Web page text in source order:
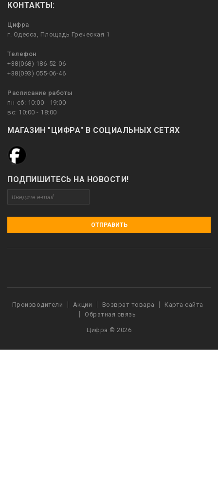
КОНТАКТЫ:
Цифра
г. Одесса, Площадь Греческая 1
Телефон
+38(068) 186-52-06
+38(093) 055-06-46
Расписание работы
пн-сб: 10:00 - 19:00
вс: 10:00 - 18:00
МАГАЗИН "ЦИФРА" В СОЦИАЛЬНЫХ СЕТЯХ
ПОДПИШИТЕСЬ НА НОВОСТИ!
ОТПРАВИТЬ
Производители Акции Возврат товара
Карта сайта
Обратная связь
Цифра © 2026